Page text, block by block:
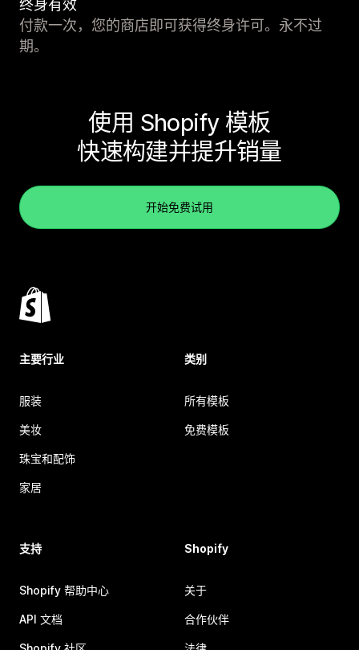
终身有效
付款一次，您的商店即可获得终身许可。永不过
期。
使用 Shopify 模板
快速构建并提升销量
开始免费试用
主要行业
服装
美妆
珠宝和配饰
家居
类别
所有模板
免费模板
支持
Shopify 帮助中心
API 文档
Shopify
关于
合作伙伴